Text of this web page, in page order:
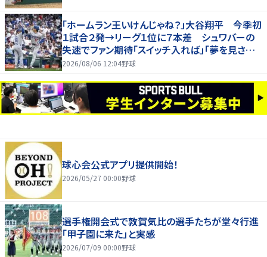
「ホームラン王いけんじゃね？」大谷翔平 今季初
１試合２発→リーグ１位に７本差 シュワバーの
失速でファン期待「スイッチ入れば」「夢を見させ
てくれる」
2026/08/06 12:04野球
球心会公式アプリ提供開始！
2026/05/27 00:00野球
選手権開会式で敦賀気比の選手たちが堂々行進
「甲子園に来た」と実感
2026/07/09 00:00野球